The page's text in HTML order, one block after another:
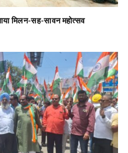
मिलन-सह-सावन महोत्सव